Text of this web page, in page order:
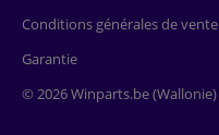
Conditions générales de vente
Garantie
© 2026 Winparts.be (Wallonie)